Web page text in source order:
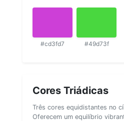
#cd3fd7 #49d73f
Cores Triádicas
Três cores equidistantes no
Oferecem um equilíbrio